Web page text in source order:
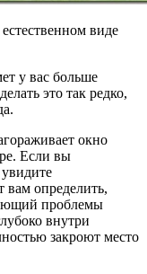
виде
у вас больше
это так редко,
окно
Если вы
увидите
вам определить,
проблемы
внутри
закроют место